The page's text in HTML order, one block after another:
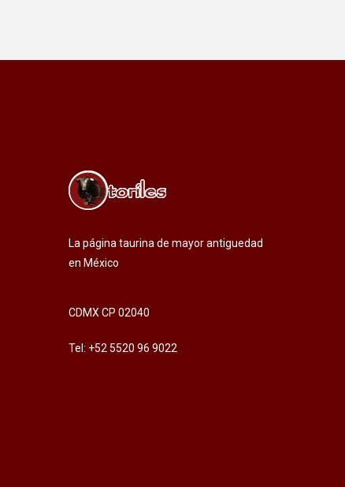
La página taurina de mayor antiguedad
en México
CDMX CP 02040
Tel: +52 5520 96 9022